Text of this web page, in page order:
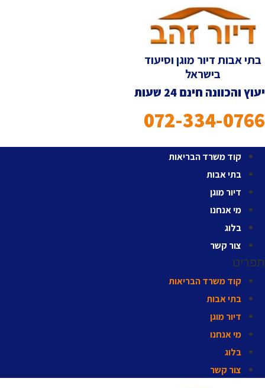
לתוכן
בתי אבות דיור מוגן וסיעוד
בישראל
יעוץ והכוונה חינם 24 שעות
072-334-0766
קוד משרד הבריאות
בתי אבות
דיור מוגן
מי אנחנו
בלוג
צור קשר
תפריט
קוד משרד הבריאות
בתי אבות
דיור מוגן
מי אנחנו
בלוג
צור קשר